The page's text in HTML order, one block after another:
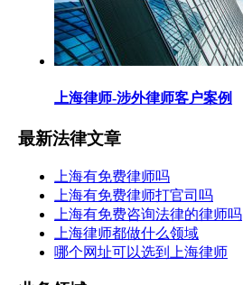
上海律师-涉外律师客户案例
最新法律文章
上海有免费律师吗
上海有免费律师打官司吗
上海有免费咨询法律的律师吗
上海律师都做什么领域
哪个网址可以选到上海律师